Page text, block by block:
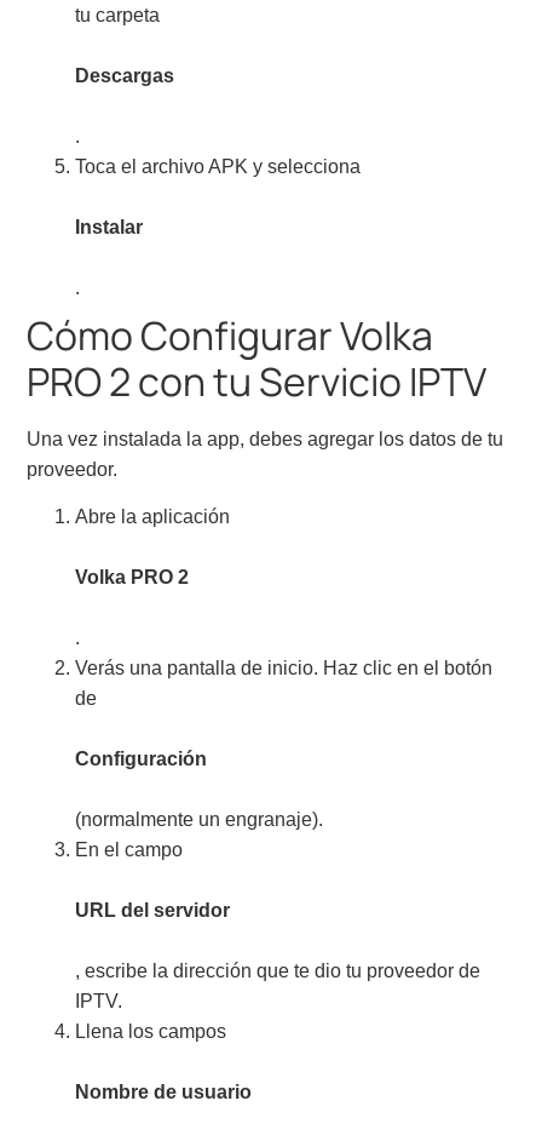
tu carpeta
Descargas
.
Toca el archivo APK y selecciona
Instalar
.
Cómo Configurar Volka
PRO 2 con tu Servicio IPTV
Una vez instalada la app, debes agregar los datos de tu
proveedor.
Abre la aplicación
Volka PRO 2
.
Verás una pantalla de inicio. Haz clic en el botón
de
Configuración
(normalmente un engranaje).
En el campo
URL del servidor
, escribe la dirección que te dio tu proveedor de
IPTV.
Llena los campos
Nombre de usuario